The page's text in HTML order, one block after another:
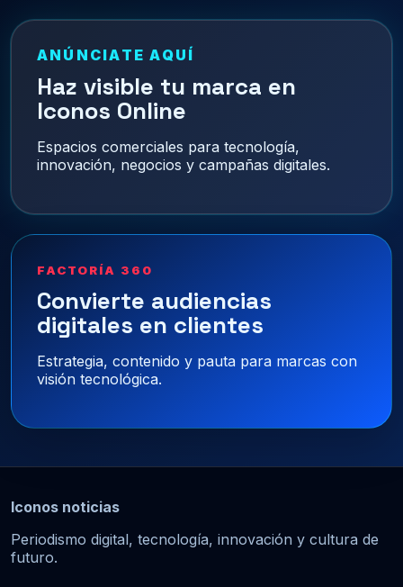
ANÚNCIATE AQUÍ
Haz visible tu marca en
Iconos Online
Espacios comerciales para tecnología,
innovación, negocios y campañas digitales.
FACTORÍA 360
Convierte audiencias
digitales en clientes
Estrategia, contenido y pauta para marcas con
visión tecnológica.
Iconos noticias
Periodismo digital, tecnología, innovación y cultura de
futuro.